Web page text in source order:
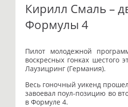
Кирилл Смаль –
Формулы 4
Пилот молодежной
воскресных гонках шестого
Лаузицринг (Германия).
Весь гоночный уикенд
завоевал поул-позицию во
в Формуле 4.